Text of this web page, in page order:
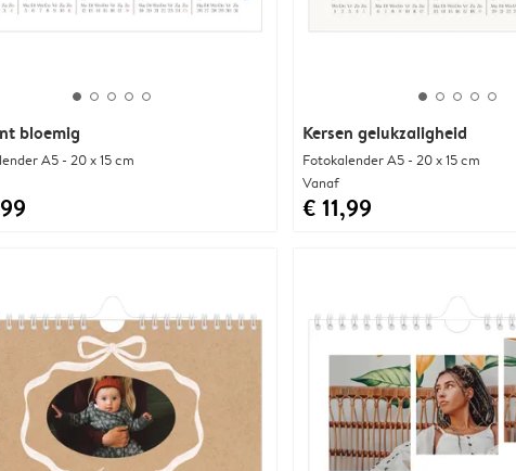
bloemig
A5 - 20 x 15 cm
Kersen gelukzaligheid
Fotokalender A5 - 20 x 15 cm
Vanaf
€ 11,99